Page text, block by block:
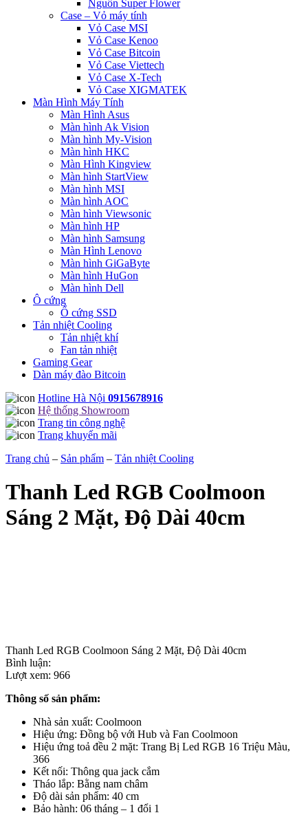
Nguồn Super Flower
Case – Vỏ máy tính
Vỏ Case MSI
Vỏ Case Kenoo
Vỏ Case Bitcoin
Vỏ Case Viettech
Vỏ Case X-Tech
Vỏ Case XIGMATEK
Màn Hình Máy Tính
Màn Hình Asus
Màn hình Ak Vision
Màn hình My-Vision
Màn hình HKC
Màn Hình Kingview
Màn hình StartView
Màn hình MSI
Màn hình AOC
Màn hình Viewsonic
Màn hình HP
Màn hình Samsung
Màn Hình Lenovo
Màn hình GiGaByte
Màn hình HuGon
Màn hình Dell
Ô cứng
Ổ cứng SSD
Tản nhiệt Cooling
Tản nhiệt khí
Fan tản nhiệt
Gaming Gear
Dàn máy đào Bitcoin
Hotline Hà Nội 0915678916
Hệ thống Showroom
Trang tin công nghệ
Trang khuyến mãi
Trang chủ – Sản phẩm – Tản nhiệt Cooling
Thanh Led RGB Coolmoon
Sáng 2 Mặt, Độ Dài 40cm
Thanh Led RGB Coolmoon Sáng 2 Mặt, Độ Dài 40cm
Bình luận:
Lượt xem: 966
Thông số sản phẩm:
Nhà sản xuất: Coolmoon
Hiệu ứng: Đồng bộ với Hub và Fan Coolmoon
Hiệu ứng toả đều 2 mặt: Trang Bị Led RGB 16 Triệu Màu,
366
Kết nối: Thông qua jack cắm
Tháo lắp: Bằng nam châm
Độ dài sản phẩm: 40 cm
Bảo hành: 06 tháng – 1 đổi 1